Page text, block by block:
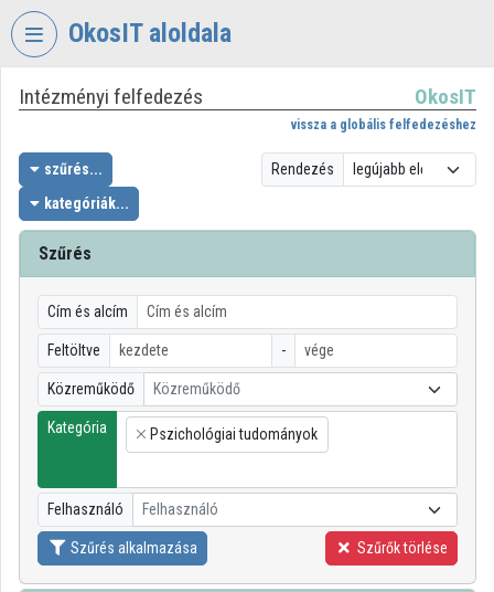
Fejléc kihagyása
OkosIT aloldala
VIDEOTORIUM
OKOSIT
Intézményi kezdőlap
Bejelentkezés
Intézményi felfedezés
Kategóriák
Intézményi listák
Intézmények
Közreműködők
Intézményi felfedezés OkosIT
vissza a globális felfedezéshez
szűrés...
kategóriák...
Rendezés
Szűrés
Cím és alcím
Feltöltve -
Közreműködő Közreműködő
Kategória
×
Pszichológiai tudományok
Felhasználó Felhasználó
Szűrés alkalmazása Szűrők törlése